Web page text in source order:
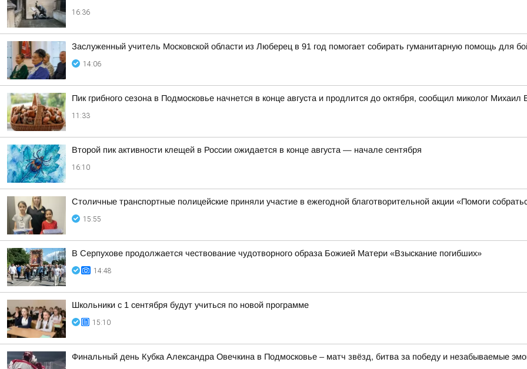
16:36
Заслуженный учитель Московской области из Люберец в 91 год помогает собирать гуманитарную помощь для
14:06
Пик грибного сезона в Подмосковье начнется в конце августа и продлится до октября, сообщил миколог Михаил
11:33
Второй пик активности клещей в России ожидается в конце августа — начале сентября
16:10
Столичные транспортные полицейские приняли участие в ежегодной благотворительной акции «Помоги
15:55
В Серпухове продолжается чествование чудотворного образа Божией Матери «Взыскание погибших»
14:48
Школьники с 1 сентября будут учиться по новой программе
15:10
Финальный день Кубка Александра Овечкина в Подмосковье – матч звёзд, битва за победу и незабываемые